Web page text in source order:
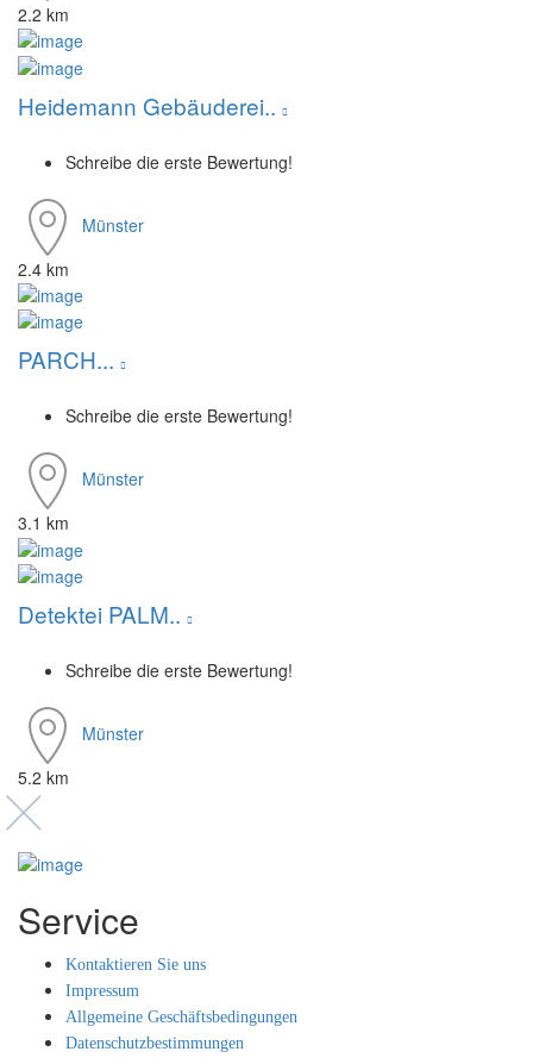
2.2 km
Heidemann Gebäuderei..
Schreibe die erste Bewertung!
Münster
2.4 km
PARCH...
Schreibe die erste Bewertung!
Münster
3.1 km
Detektei PALM..
Schreibe die erste Bewertung!
Münster
5.2 km
Service
Kontaktieren Sie uns
Impressum
Allgemeine Geschäftsbedingungen
Datenschutzbestimmungen